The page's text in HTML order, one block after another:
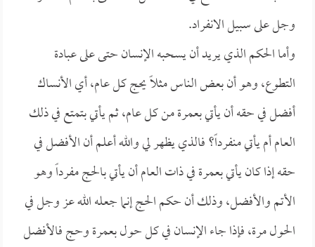
وجل على سبيل الانفراد.
وأما الحكم الذي يريد أن يسحبه الإنسان حتى على عبادة
التطوع، وهو أن بعض الناس مثلاً يحج كل عام، أي الأنساك
أفضل في حقه أن يأتي بعمرة من كل عام، ثم يأتي بتمتع في ذلك
العام أم يأتي منفرداً؟ فالذي يظهر لي والله أعلم أن الأفضل في
حقه إذا كان يأتي بعمرة في ذات العام أن يأتي بالحج مفرداً وهو
الأتم والأفضل، وذلك أن حكم الحج إنما جعله الله عز وجل في
الحول مرة، فإذا جاء الإنسان في كل حول بعمرة وحج فالأفضل